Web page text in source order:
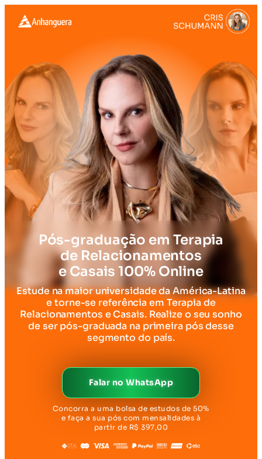
Pós-graduação em Terapia
de Relacionamentos
e Casais 100% Online
Estude na maior universidade da América-Latina
e torne-se referência em Terapia de
Relacionamentos e Casais. Realize o seu sonho
de ser pós-graduada na primeira pós desse
segmento do país.
Falar no WhatsApp
Concorra a uma bolsa de estudos de 50%
e faça a sua pós com mensalidades à
partir de R$ 397,00